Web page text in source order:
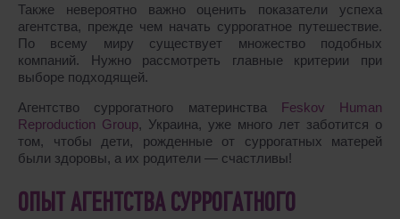
Также невероятно важно оценить показатели успеха
агентства, прежде чем начать суррогатное путешествие.
По всему миру существует множество подобных
компаний. Нужно рассмотреть главные критерии при
выборе подходящей.
Агентство суррогатного материнства Feskov Human
Reproduction Group, Украина, уже много лет заботится о
том, чтобы дети, рожденные от суррогатных матерей
были здоровы, а их родители — счастливы!
ОПЫТ АГЕНТСТВА СУРРОГАТНОГО